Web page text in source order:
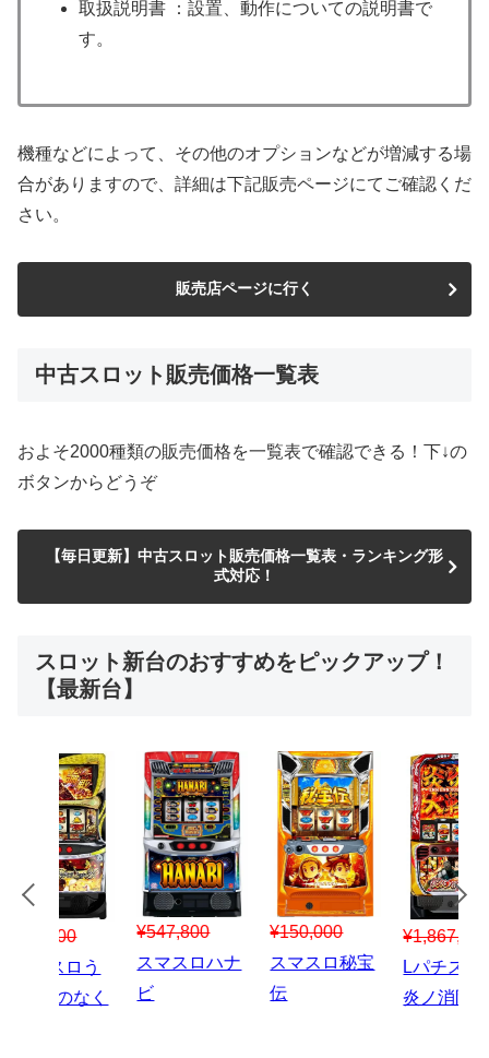
取扱説明書 ：設置、動作についての説明書で
す。
機種などによって、その他のオプションなどが増減する場
合がありますので、詳細は下記販売ページにてご確認くだ
さい。
販売店ページに行く
中古スロット販売価格一覧表
およそ2000種類の販売価格を一覧表で確認できる！下↓の
ボタンからどうぞ
【毎日更新】中古スロット販売価格一覧表・ランキング形
式対応！
スロット新台のおすすめをピックアップ！
【最新台】
¥547,800
スマスロハナ
ビ
¥150,000
スマスロ秘宝
¥1,867,800
Lパチスロ 炎
炎ノ消防隊2